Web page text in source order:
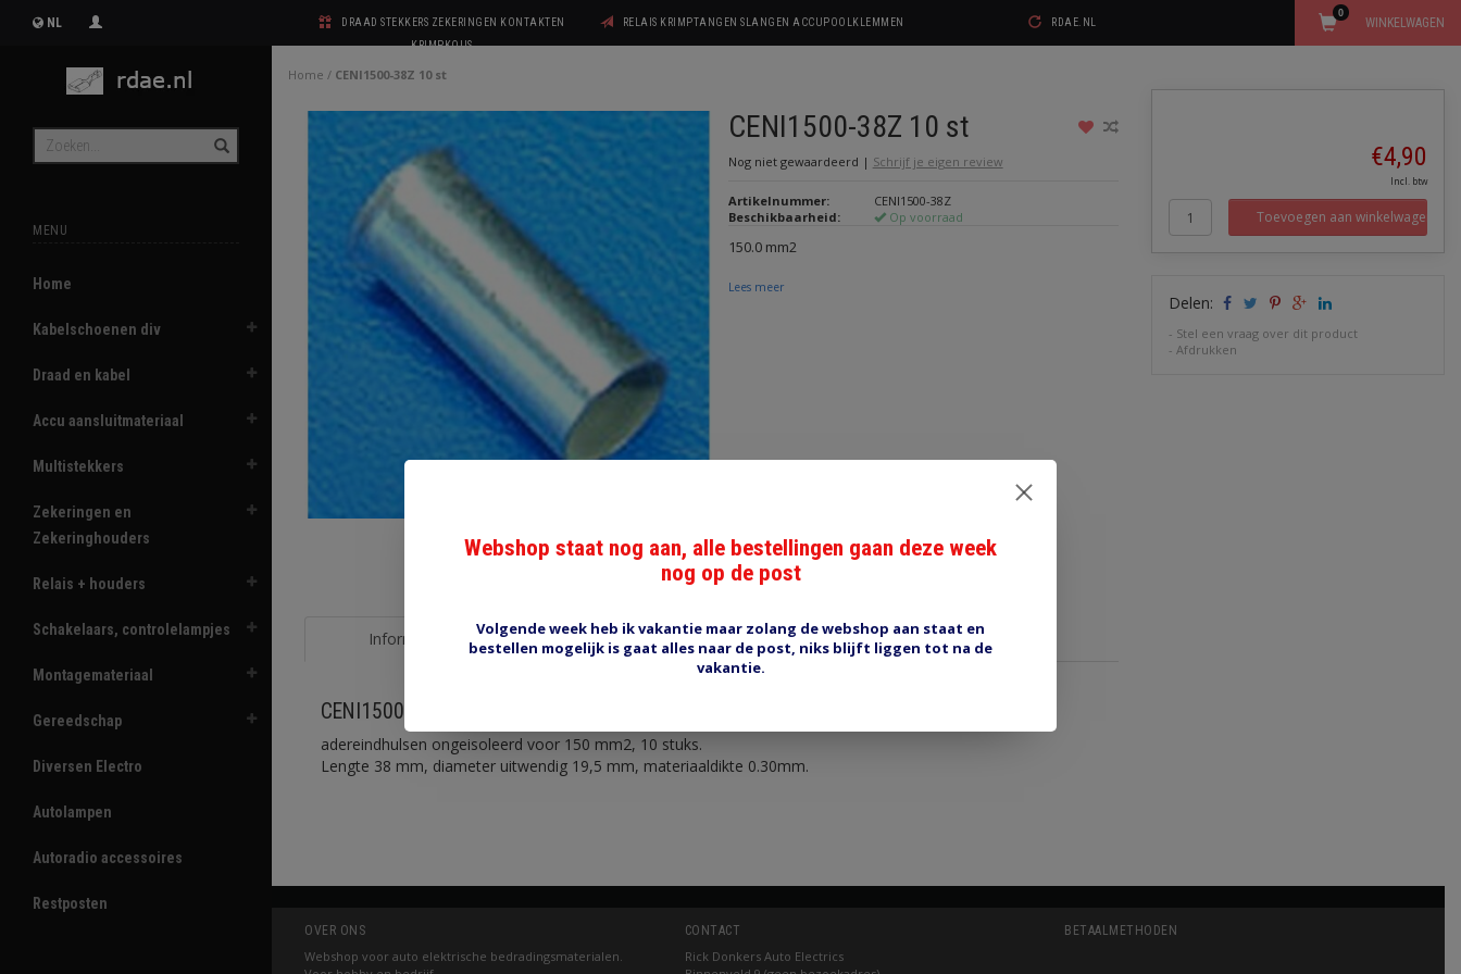
NL
DRAAD STEKKERS ZEKERINGEN KONTAKTEN
KRIMPKOUS
RELAIS KRIMPTANGEN SLANGEN ACCUPOOLKLEMMEN RDAE.NL WINKELWAGEN
0
MENU
Home
Kabelschoenen div
Draad en kabel
Accu aansluitmateriaal
Multistekkers
Zekeringen en
Zekeringhouders
Relais + houders
Schakelaars, controlelampjes
Montagemateriaal
Gereedschap
Diversen Electro
Autolampen
Autoradio accessoires
Restposten
Home / CENI1500-38Z 10 st
CENI1500-38Z 10 st
Nog niet gewaardeerd | Schrijf je eigen review
Artikelnummer:
CENI1500-38Z
Beschikbaarheid:
Op voorraad
150.0 mm2
Lees meer
Informatie Reviews (0) Tags (0)
CENI1500-38Z 10 st
adereindhulsen ongeisoleerd voor 150 mm2, 10 stuks.
Lengte 38 mm, diameter uitwendig 19,5 mm, materiaaldikte 0.30mm.
€4,90
Incl. btw
Toevoegen aan winkelwagen
Delen:
- Stel een vraag over dit product
-Afdrukken
OVER ONS
Webshop voor auto elektrische bedradingsmaterialen.
CONTACT
Rick Donkers Auto Electrics
BETAALMETHODEN
Webshop staat nog aan, alle bestellingen gaan deze week
nog op de post
Volgende week heb ik vakantie maar zolang de webshop aan staat en
bestellen mogelijk is gaat alles naar de post, niks blijft liggen tot na de
vakantie.